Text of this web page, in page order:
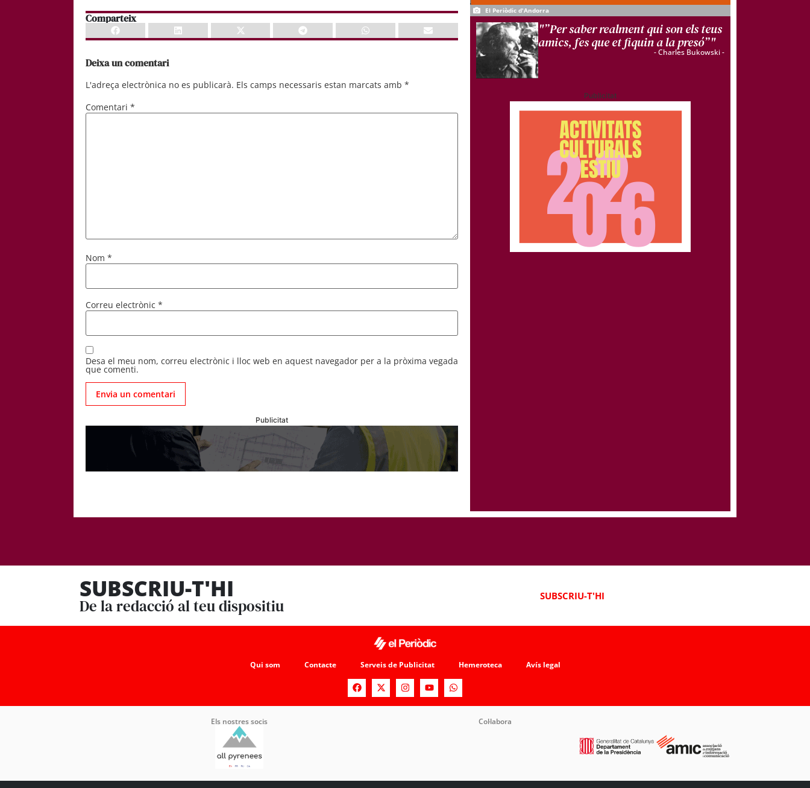
Comparteix
Deixa un comentari
L'adreça electrònica no es publicarà. Els camps necessaris estan marcats amb *
Comentari *
Nom *
Correu electrònic *
Desa el meu nom, correu electrònic i lloc web en aquest navegador per a la pròxima vegada
que comenti.
Publicitat
El Periòdic d'Andorra
"”Per saber realment qui son els teus
amics, fes que et fiquin a la presó”"
- Charles Bukowski -
Publicitat
SUBSCRIU-T'HI
De la redacció al teu dispositiu
SUBSCRIU-T'HI
Qui som Contacte Serveis de Publicitat Hemeroteca Avís legal
Els nostres socis Col·labora